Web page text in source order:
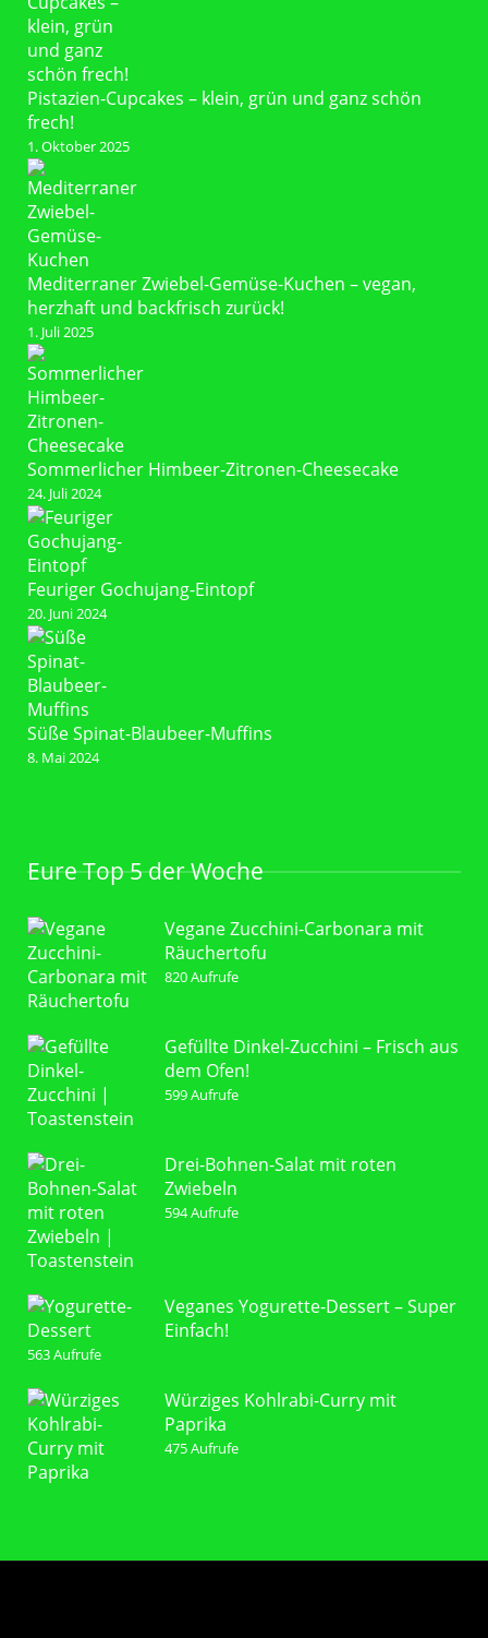
Pistazien-Cupcakes – klein, grün und ganz schön
frech!
1. Oktober 2025
Mediterraner Zwiebel-Gemüse-Kuchen – vegan,
herzhaft und backfrisch zurück!
1. Juli 2025
Sommerlicher Himbeer-Zitronen-Cheesecake
24. Juli 2024
Feuriger Gochujang-Eintopf
20. Juni 2024
Süße Spinat-Blaubeer-Muffins
8. Mai 2024
Eure Top 5 der Woche
Vegane Zucchini-Carbonara mit
Räuchertofu
820 Aufrufe
Gefüllte Dinkel-Zucchini – Frisch aus
dem Ofen!
599 Aufrufe
Drei-Bohnen-Salat mit roten
Zwiebeln
594 Aufrufe
Veganes Yogurette-Dessert – Super
Einfach!
563 Aufrufe
Würziges Kohlrabi-Curry mit
Paprika
475 Aufrufe